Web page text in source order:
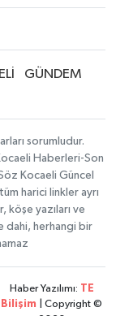
GÜNDEM
sorumludur.
Haberleri-Son
Kocaeli Güncel
harici linkler ayrı
köşe yazıları ve
dahi, herhangi bir
Haber Yazılımı:
TE
Bilişim | Copyright ©